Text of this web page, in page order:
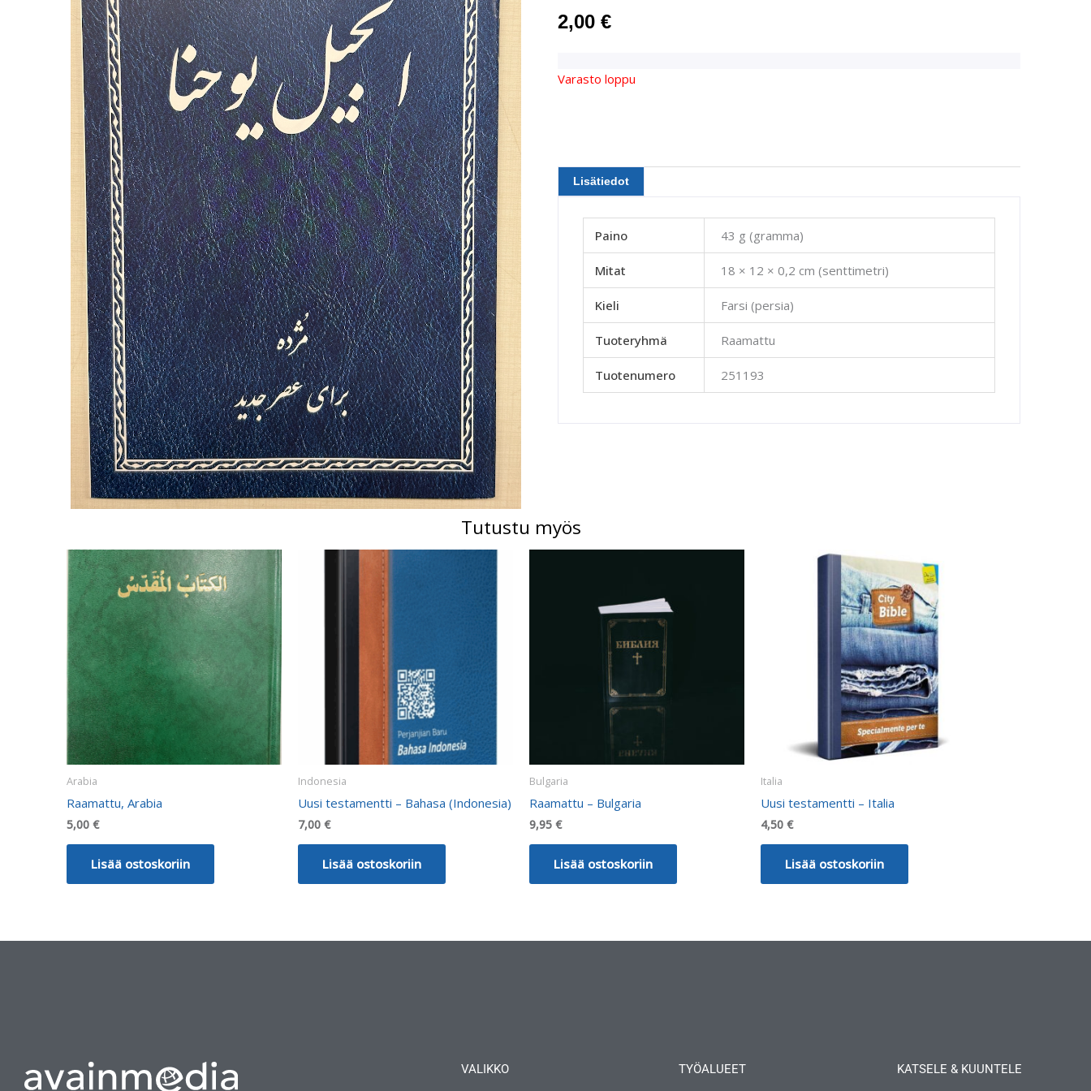
2,00 €
Varasto loppu
Lisätiedot
Paino 43 g (gramma)
Mitat 18 × 12 × 0,2 cm (senttimetri)
Kieli Farsi (persia)
Tuoteryhmä Raamattu
Tuotenumero 251193
Tutustu myös
Arabia
Raamattu, Arabia
5,00 €
Lisää ostoskoriin
Indonesia
Uusi testamentti – Bahasa (Indonesia)
7,00 €
Lisää ostoskoriin
Bulgaria
Raamattu – Bulgaria
9,95 €
Lisää ostoskoriin
Italia
Uusi testamentti – Italia
4,50 €
Lisää ostoskoriin
VALIKKO TYÖALUEET KATSELE & KUUNTELE